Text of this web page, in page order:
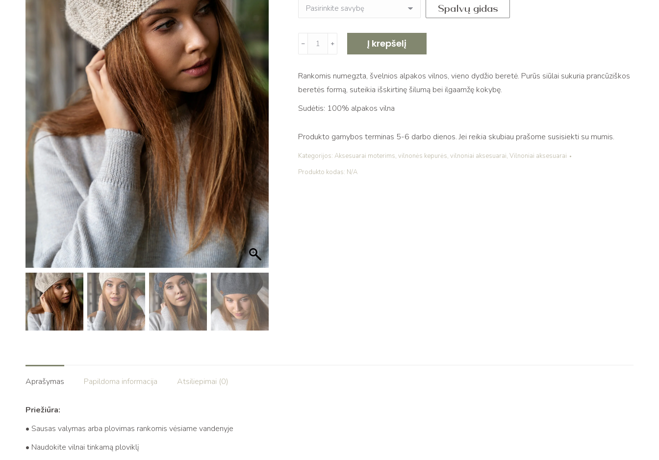
Spalvų gidas
produkto
kiekis:
darbo
alpakos
vilnos
beige
﹣ ﹢ Į krepšelį
Rankomis numegzta, švelnios alpakos vilnos, vieno dydžio beretė. Purūs siūlai sukuria prancūziškos
beretės formą, suteikia išskirtinę šilumą bei ilgaamžę kokybę.
Sudėtis: 100% alpakos vilna
Produkto gamybos terminas 5-6 darbo dienos. Jei reikia skubiau prašome susisiekti su mumis.
Kategorijos: Aksesuarai moterims, vilnonės kepurės, vilnoniai aksesuarai, Vilnoniai aksesuarai
Produkto kodas: N/A
Aprašymas Papildoma informacija Atsiliepimai (0)
Priežiūra:
• Sausas valymas arba plovimas rankomis vėsiame vandenyje
• Naudokite vilnai tinkamą ploviklį